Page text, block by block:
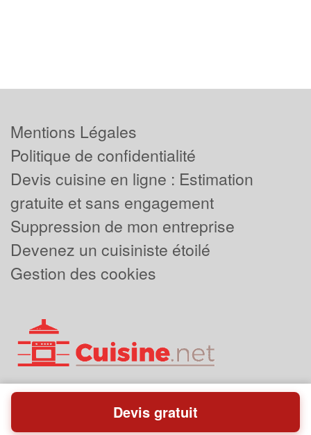
Mentions Légales
Politique de confidentialité
Devis cuisine en ligne : Estimation
gratuite et sans engagement
Suppression de mon entreprise
Devenez un cuisiniste étoilé
Gestion des cookies
Powered byPlus que pro
Devis gratuit